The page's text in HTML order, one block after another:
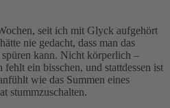
seit ich mit Glyck aufgehört
nie gedacht, dass man das
kann. Nicht körperlich –
ein bisschen, und stattdessen ist
wie das Summen eines
stummzuschalten.